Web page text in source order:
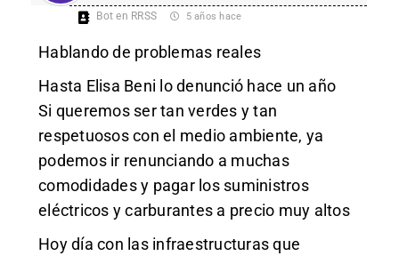
Bot en RRSS 5 años hace
Hablando de problemas reales
Hasta Elisa Beni lo denunció hace un año
Si queremos ser tan verdes y tan
respetuosos con el medio ambiente, ya
podemos ir renunciando a muchas
comodidades y pagar los suministros
eléctricos y carburantes a precio muy altos
Hoy día con las infraestructuras que